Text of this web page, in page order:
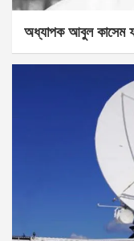
অধ্যাপক আবুল কাসেম